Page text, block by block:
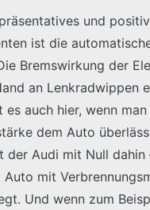
und
ist die
Bremswirkung der
an Lenkradwippen
es auch hier, wenn
dem Auto
der Audi mit Null dahin
Auto mit
Und wenn zum